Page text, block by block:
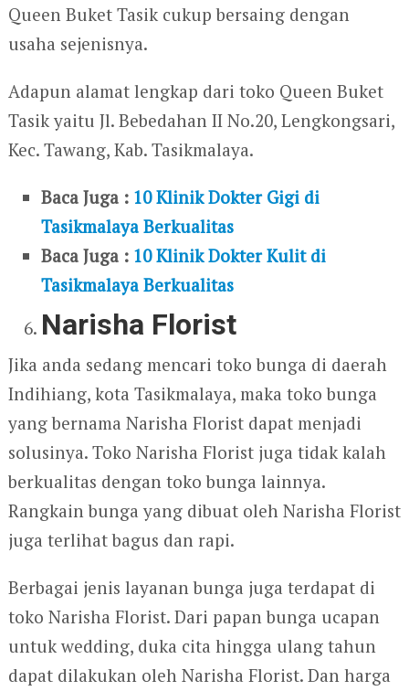
Queen Buket Tasik cukup bersaing dengan
usaha sejenisnya.
Adapun alamat lengkap dari toko Queen Buket
Tasik yaitu Jl. Bebedahan II No.20, Lengkongsari,
Kec. Tawang, Kab. Tasikmalaya.
Baca Juga : 10 Klinik Dokter Gigi di
Tasikmalaya Berkualitas
Baca Juga : 10 Klinik Dokter Kulit di
Tasikmalaya Berkualitas
Narisha Florist
Jika anda sedang mencari toko bunga di daerah
Indihiang, kota Tasikmalaya, maka toko bunga
yang bernama Narisha Florist dapat menjadi
solusinya. Toko Narisha Florist juga tidak kalah
berkualitas dengan toko bunga lainnya.
Rangkain bunga yang dibuat oleh Narisha Florist
juga terlihat bagus dan rapi.
Berbagai jenis layanan bunga juga terdapat di
toko Narisha Florist. Dari papan bunga ucapan
untuk wedding, duka cita hingga ulang tahun
dapat dilakukan oleh Narisha Florist. Dan harga